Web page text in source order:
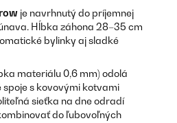
je navrhnutý do príjemnej
Hĺbka záhona 28–35 cm
bylinky aj sladké
materiálu 0,6 mm) odolá
spoje s kovovými kotvami
sieťka na dne odradí
do ľubovoľných